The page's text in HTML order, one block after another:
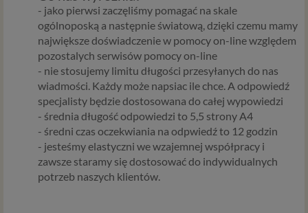
- jako pierwsi zaczęliśmy pomagać na skale
ogólnoposką a następnie światową, dzięki czemu mamy
największe doświadczenie w pomocy on-line względem
pozostalych serwisów pomocy on-line
- nie stosujemy limitu długości przesyłanych do nas
wiadmości. Każdy może napsiac ile chce. A odpowiedź
specjalisty będzie dostosowana do całej wypowiedzi
- średnia długość odpowiedzi to 5,5 strony A4
- średni czas oczekwiania na odpwiedź to 12 godzin
- jesteśmy elastyczni we wzajemnej współpracy i
zawsze staramy się dostosować do indywidualnych
potrzeb naszych klientów.